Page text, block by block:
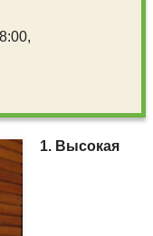
1. Высокая